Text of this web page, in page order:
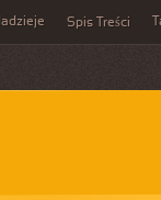
Spis Treści